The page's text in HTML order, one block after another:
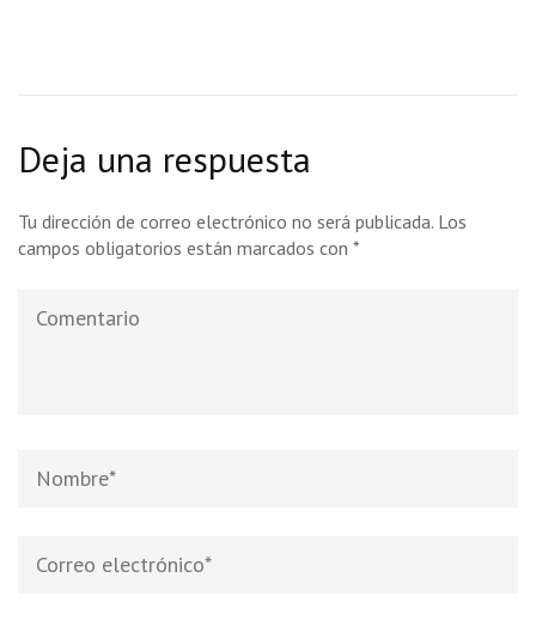
Deja una respuesta
Tu dirección de correo electrónico no será publicada. Los
campos obligatorios están marcados con *
electrónico*